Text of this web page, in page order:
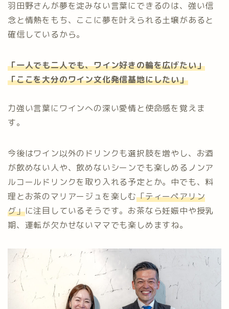
羽田野さんが夢を淀みない言葉にできるのは、強い信
念と情熱をもち、ここに夢を叶えられる土壌があると
確信しているから。
「一人でも二人でも、ワイン好きの輪を広げたい」
「ここを大分のワイン文化発信基地にしたい」
力強い言葉にワインへの深い愛情と使命感を覚えま
す。
今後はワイン以外のドリンクも選択肢を増やし、お酒
が飲めない人や、飲めないシーンでも楽しめるノンア
ルコールドリンクを取り入れる予定とか。中でも、料
理とお茶のマリアージュを楽しむ「ティーペアリン
グ」に注目しているそうです。お茶なら妊娠中や授乳
期、運転が欠かせないママでも楽しめますね。